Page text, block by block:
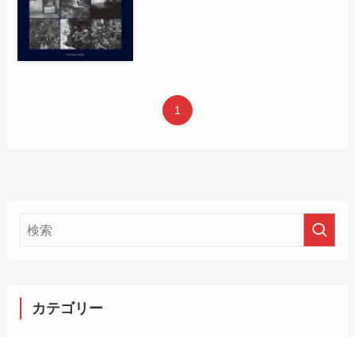
1
カテゴリー